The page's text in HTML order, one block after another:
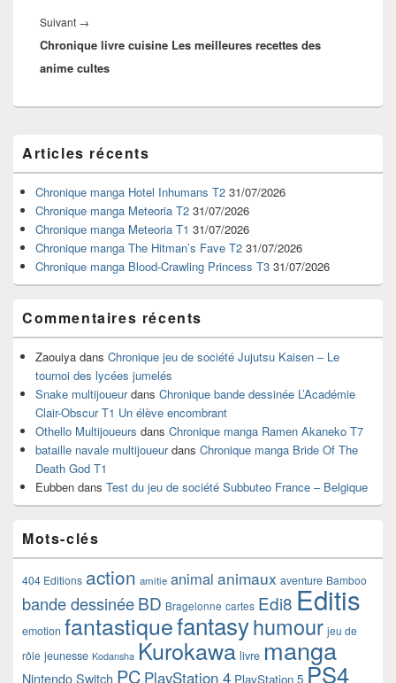
Suivant →
suivant :
Chronique livre cuisine Les meilleures recettes des
anime cultes
principale
de
widget
pour
barre
latérale
Articles récents
Chronique manga Hotel Inhumans T2 31/07/2026
Chronique manga Meteoria T2 31/07/2026
Chronique manga Meteoria T1 31/07/2026
Chronique manga The Hitman’s Fave T2 31/07/2026
Chronique manga Blood-Crawling Princess T3 31/07/2026
Commentaires récents
Zaouiya dans Chronique jeu de société Jujutsu Kaisen – Le
tournoi des lycées jumelés
Snake multijoueurdans Chronique bande dessinée L’Académie
Clair-Obscur T1 Un élève encombrant
Othello Multijoueurs dans Chronique manga Ramen Akaneko T7
bataille navale multijoueurdans Chronique manga Bride Of The
Death God T1
Eubben dans Test du jeu de société Subbuteo France – Belgique
Mots-clés
404 Editions action amitie animal animaux aventure Bamboo
bande dessinéeBD Bragelonne cartes Edi8 Editis
emotion fantastiquefantasyhumour jeu de
rôle jeunesse Kodansha Kurokawa livre manga
Nintendo Switch PC PlayStation 4 PlayStation 5 PS4